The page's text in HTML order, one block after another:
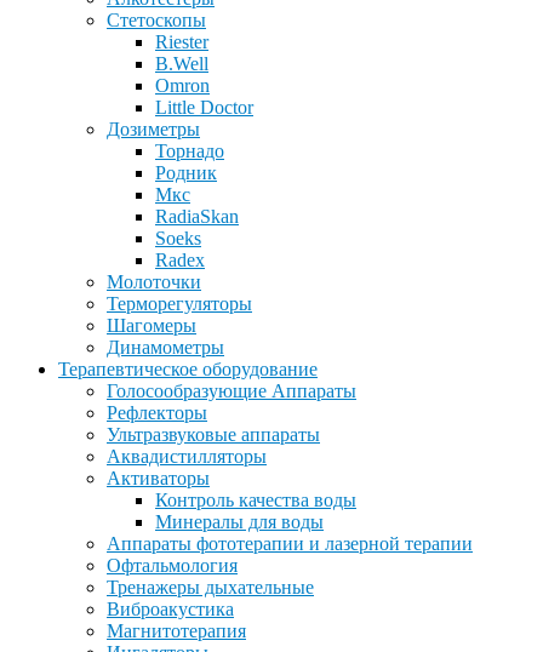
Стетоскопы
Riester
B.Well
Omron
Little Doctor
Дозиметры
Торнадо
Родник
Мкс
RadiaSkan
Soeks
Radex
Молоточки
Терморегуляторы
Шагомеры
Динамометры
Терапевтическое оборудование
Голосообразующие Аппараты
Рефлекторы
Ультразвуковые аппараты
Аквадистилляторы
Активаторы
Контроль качества воды
Минералы для воды
Аппараты фототерапии и лазерной терапии
Офтальмология
Тренажеры дыхательные
Виброакустика
Магнитотерапия